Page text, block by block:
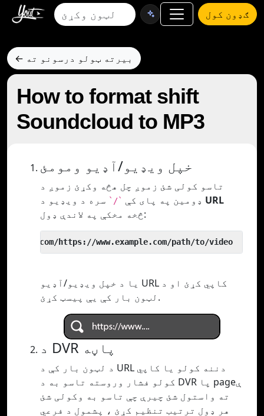
ګډون کول
← بیرته ټولو درسونو ته
How to format shift
Soundcloud to MP3
خپل ویډیو/آډیو ومومئ
تاسو کولی شئ زموږ چل هڅه وکړئ زموږ د
ډومین په پای کې `/`
URL
څخه مخکې په لاندې ډول:
یا د خپل ویډیو/آډیو URL کاپي کړئ او د
لټون بار کې یې پیسټ کړئ.
د DVR پاڼه
د لټون بار کې د URL دننه کولو یا کاپي
کولو فشار وروسته تاسو به د DVR پا pageې
ته واستول شئ چیرې چې تاسو به وکولی شئ
هر ډول ترتیب تنظیم کړئ ، پشمول د فرعي